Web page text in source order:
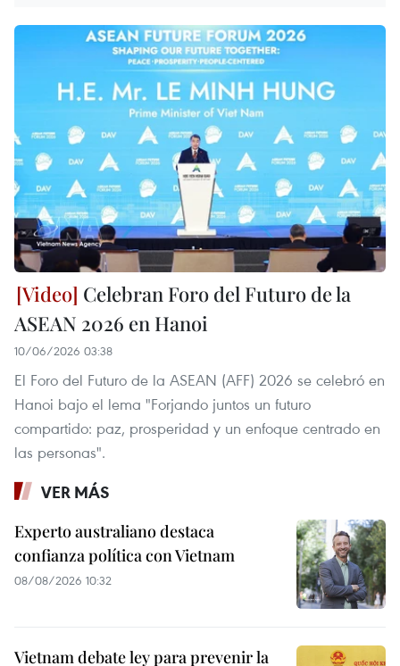
Celebran Foro del Futuro de la
ASEAN 2026 en Hanoi
10/06/2026 03:38
El Foro del Futuro de la ASEAN (AFF) 2026 se celebró en
Hanoi bajo el lema "Forjando juntos un futuro
compartido: paz, prosperidad y un enfoque centrado en
las personas".
VER MÁS
Experto australiano destaca
confianza política con Vietnam
08/08/2026 10:32
Vietnam debate ley para prevenir la